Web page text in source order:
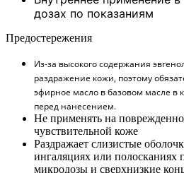
дозах по показаниям
Предостережения
Из-за высокого содержания
раздражение кожи, поэтому
эфирное масло в базовом масле в
перед нанесением.
Не применять на
чувствительной коже
Раздражает слизистые
ингаляциях или полосканиях
микродозы и сверхнизкие